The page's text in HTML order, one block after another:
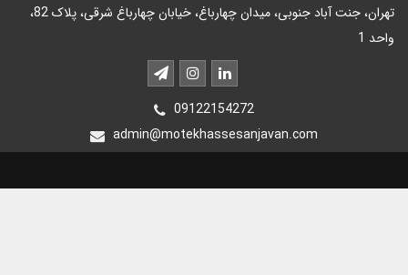
تهران، جنت آباد جنوبی، میدان چهارباغ، خیابان چهارباغ شرقی، پلاک 82،
واحد 1
09122154272
admin@motekhassesanjavan.com